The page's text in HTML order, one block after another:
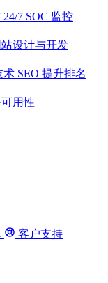
7 SOC 监控
设计与开发
SEO 提升排名
用性
客户支持